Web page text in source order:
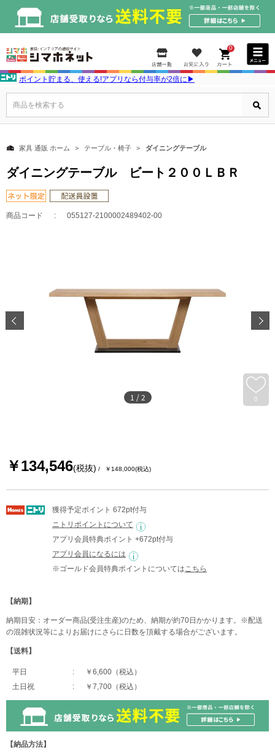
0
ポイント貯まる、使える!アプリなら付与率が2倍に▶
商品を検索する
家具 通販 ホーム テーブル・椅子 ダイニングテーブル
ダイニングテーブル ビート２００ＬＢＲ
商品コード 055127-2100002489402-00
0
1 /2
￥134,546(税抜) ￥148,000(税込)
獲得予定ポイント 672pt付与
ニトリポイントについて
アプリ会員特典ポイント +672pt付与
アプリ会員になるには
※ゴールド会員特典ポイントについては こちら
【納期】
納期目安：オーダー商品(受注生産)のため、納期が約70日かかります。※配送
の混雑状況等によりお届けにさらに日数を頂戴する場合がございます。
【送料】
平日
￥6,600（税込）
土日祝
￥7,700（税込）
【納品方法】